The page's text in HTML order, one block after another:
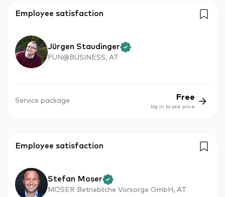
Employee satisfaction
Jürgen Staudinger
FUN@BUSINESS, AT
Service package Free
log in to see price
Employee satisfaction
Stefan Moser
MOSER Betriebliche Vorsorge GmbH, AT